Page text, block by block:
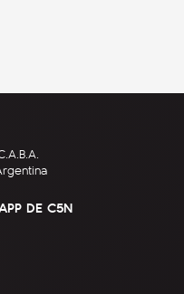
DE C5N